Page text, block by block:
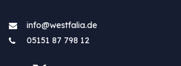
info@westfa​lia.de
05151 87 798 12